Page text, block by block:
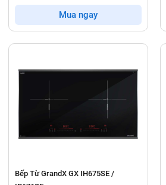
Mua ngay
Bếp Từ GrandX GX IH675SE /